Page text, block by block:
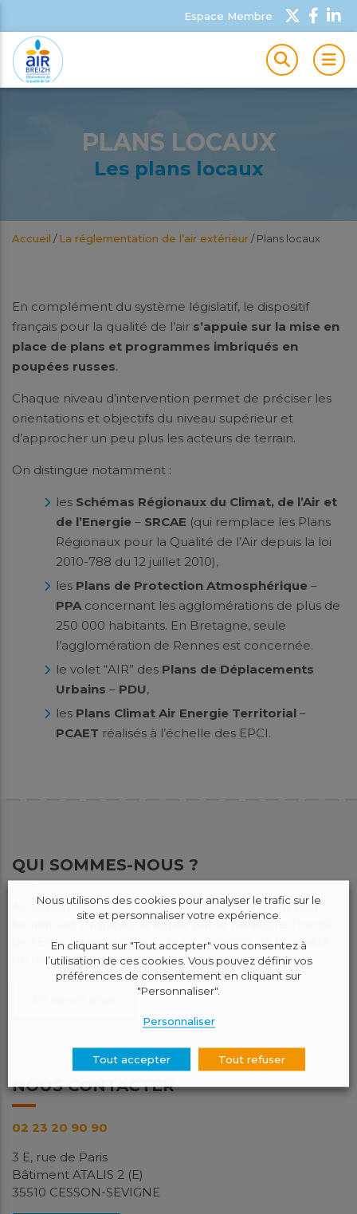
Espace Membre
PLANS LOCAUX
Les plans locaux
Accueil /La réglementation de l’air extérieur/Plans locaux
En complément du système législatif, le dispositif
français pour la qualité de l’air s’appuie sur la mise en
place de plans et programmes imbriqués en
poupées russes.
Chaque niveau d’intervention permet de préciser les
orientations et objectifs du niveau supérieur et
d’approcher un peu plus les acteurs de terrain.
On distingue notamment :
les Schémas Régionaux du Climat, de l’Air et
de l’Energie – SRCAE (qui remplace les Plans
Régionaux pour la Qualité de l’Air depuis la loi
2010-788 du 12 juillet 2010),
les Plans de Protection Atmosphérique –
PPAconcernant les agglomérations de plus de
250 000 habitants. En Bretagne, seule
l’agglomération de Rennes est concernée.
le volet “AIR” des Plans de Déplacements
Urbains – PDU,
les Plans Climat Air Energie Territorial –
PCAET réalisés à l’échelle des EPCI.
QUI SOMMES-NOUS ?
Air Breizh, association de type loi de 1901 à but non
lucratif, est l’organisme agréé par le ministère chargé
de l’Environnement pour la surveillance de la qualité
de l’air en Bretagne.
NOUS CONTACTER
02 23 20 90 90
3 E, rue de Paris
Bâtiment ATALIS 2 (E)
35510 CESSON-SEVIGNE
Nous utilisons des cookies pour analyser le trafic sur le
site et personnaliser votre expérience.
En cliquant sur "Tout accepter" vous consentez à
l’utilisation de ces cookies. Vous pouvez définir vos
préférences de consentement en cliquant sur
"Personnaliser".
Personnaliser
Tout accepter Tout refuser